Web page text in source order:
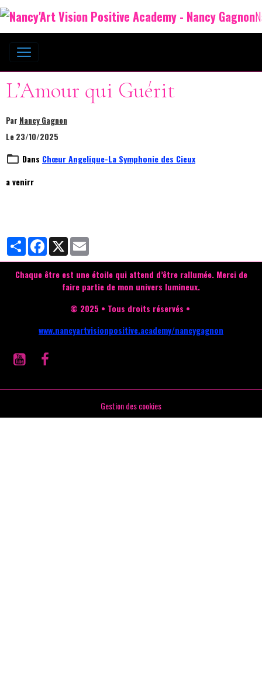
L’Amour qui Guérit
Par Nancy Gagnon
Le 23/10/2025
Dans Chœur Angelique-La Symphonie des Cieux
a venirr
PartagerFacebook
X
Chaque être est une étoile qui attend d’être rallumée. Merci de
faire partie de mon univers lumineux.
© 2025 • Tous droits réservés •
www.nancyartvisionpositive.academy/nancygagnon
Gestion des cookies